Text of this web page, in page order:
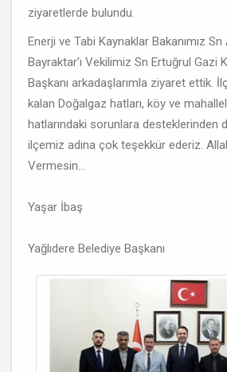
ziyaretlerde bulundu.
Enerji ve Tabi Kaynaklar Bakanımız
Bayraktar'ı Vekilimiz Sn Ertuğrul Gazi
Başkanı arkadaşlarımla ziyaret ettik.
kalan Doğalgaz hatları, köy ve
hatlarındaki sorunlara desteklerinden
ilçemiz adına çok teşekkür ederiz.
Vermesin...
Yaşar İbaş
Yağlıdere Belediye Başkanı